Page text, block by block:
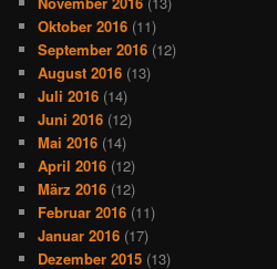
Oktober 2016 (11)
September 2016 (12)
August 2016 (13)
Juli 2016 (14)
Juni 2016 (12)
Mai 2016 (14)
April 2016 (12)
März 2016 (12)
Februar 2016 (11)
Januar 2016 (17)
Dezember 2015 (13)